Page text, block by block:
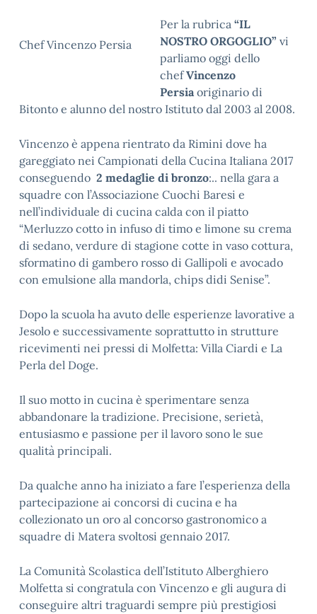
Chef Vincenzo Persia
Per la rubrica “IL
NOSTRO ORGOGLIO” vi
parliamo oggi dello
chefVincenzo
Persiaoriginario di
Bitonto e alunno del nostro Istituto dal 2003 al 2008.
Vincenzo è appena rientrato da Rimini dove ha
gareggiato nei Campionati della Cucina Italiana 2017
conseguendo 2 medaglie di bronzo:.. nella gara a
squadre con l’Associazione Cuochi Baresi e
nell’individuale di cucina calda con il piatto
“Merluzzo cotto in infuso di timo e limone su crema
di sedano, verdure di stagione cotte in vaso cottura,
sformatino di gambero rosso di Gallipoli e avocado
con emulsione alla mandorla, chips didi Senise”.
Dopo la scuola ha avuto delle esperienze lavorative a
Jesolo e successivamente soprattutto in strutture
ricevimenti nei pressi di Molfetta: Villa Ciardi e La
Perla del Doge.
Il suo motto in cucina è sperimentare senza
abbandonare la tradizione. Precisione, serietà,
entusiasmo e passione per il lavoro sono le sue
qualità principali.
Da qualche anno ha iniziato a fare l’esperienza della
partecipazione ai concorsi di cucina e ha
collezionato un oro al concorso gastronomico a
squadre di Matera svoltosi gennaio 2017.
La Comunità Scolastica dell’Istituto Alberghiero
Molfetta si congratula con Vincenzo e gli augura di
conseguire altri traguardi sempre più prestigiosi